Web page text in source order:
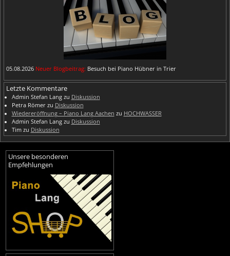
05.08.2026 Neuer Blogbeitrag: Besuch bei Piano Hübner in Trier
Letzte Kommentare
Admin Stefan Langzu Diskussion
Petra Römerzu Diskussion
Wiedereröffnung – Piano Lang Aachen zu HOCHWASSER
Admin Stefan Langzu Diskussion
Timzu Diskussion
Unsere besonderen
Empfehlungen